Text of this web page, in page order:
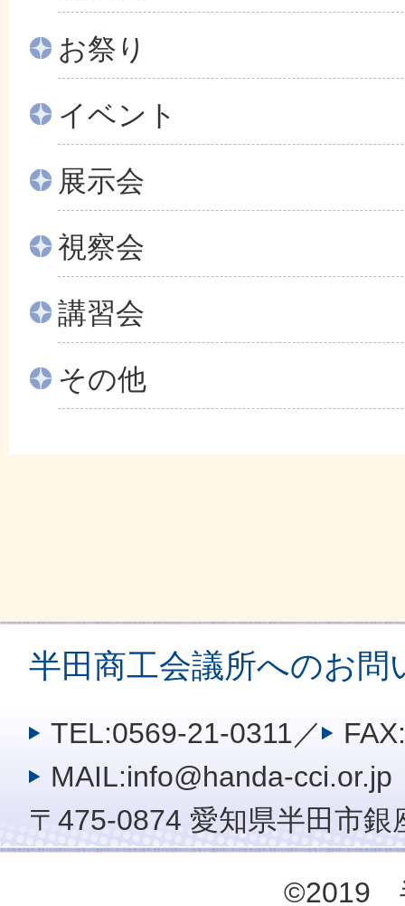
お祭り
イベント
展示会
視察会
講習会
その他
半田商工会議所へのお問
TEL:0569-21-0311／
MAIL:info@handa-cci.or.jp
〒475-0874 愛知県半田市銀
©2019